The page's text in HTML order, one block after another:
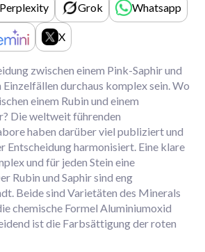
Perplexity Grok Whatsapp
X
zwischen einem Pink-Saphir und
Einzelfällen durchaus komplex sein. Wo
einem Rubin und einem
Die weltweit führenden
haben darüber viel publiziert und
Entscheidung harmonisiert. Eine klare
und für jeden Stein eine
Rubin und Saphir sind eng
Beide sind Varietäten des Minerals
chemische Formel Aluminiumoxid
ist die Farbsättigung der roten